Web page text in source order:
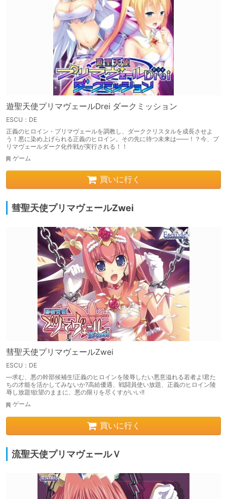
遊聖天使プリマヴェールDrei ダークミッション
ESCU：DE
正義のヒロイン・プリマヴェールを調教し、ダーククリスタルを成長させよ
う！悪に染め上げられる正義のヒロイン。その先に待つ未来は――！？今、プ
リマヴェールダーク化作戦が実行される！！
ゲーム
買いに行く
彗聖天使プリマヴェールZwei
彗聖天使プリマヴェールZwei
ESCU：DE
—求む、悪の幹部候補生!正義のヒロインを陵辱したい悪意溢れる若者よ!君た
ちの才能を活かしてみないか?高給優遇、戦闘員使い放題、正義のヒロイン陵
辱し放題!欲望のままに、悪の限りを尽くすがいい!!
ゲーム
買いに行く
流聖天使プリマヴェールＶ